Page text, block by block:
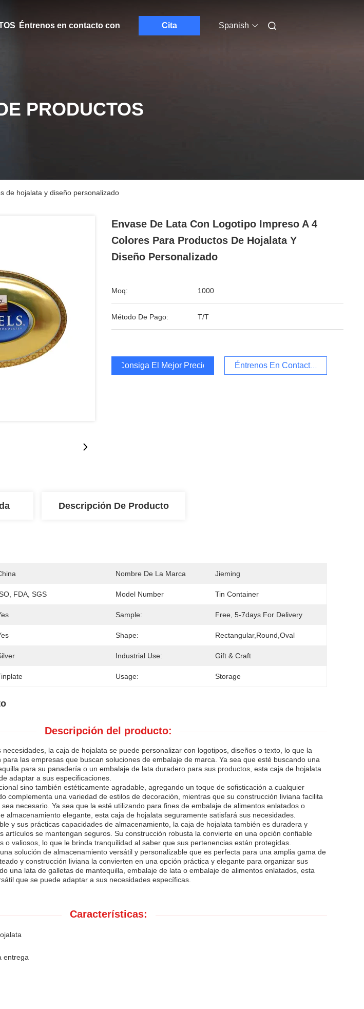
Éntrenos en contacto con Cita Spanish
PRODUCTOS
de hojalata y diseño personalizado
Envase De Lata Con Logotipo Impreso A 4
Colores Para Productos De Hojalata Y
Diseño Personalizado
Moq: 1000
Método De Pago: T/T
Consiga El Mejor Precio Éntrenos En Contacto Con
Descripción De Producto
Nombre De La Marca Jieming
FDA, SGS Model Number Tin Container
Sample: Free, 5-7days For Delivery
Shape: Rectangular,Round,Oval
Industrial Use: Gift & Craft
Usage: Storage
Descripción del producto:
la caja de hojalata se puede personalizar con logotipos, diseños o texto, lo que la
las empresas que buscan soluciones de embalaje de marca. Ya sea que esté buscando una
para su panadería o un embalaje de lata duradero para sus productos, esta caja de hojalata
adaptar a sus especificaciones.
sino también estéticamente agradable, agregando un toque de sofisticación a cualquier
complementa una variedad de estilos de decoración, mientras que su construcción liviana facilita
necesario. Ya sea que la esté utilizando para fines de embalaje de alimentos enlatados o
almacenamiento elegante, esta caja de hojalata seguramente satisfará sus necesidades.
y sus prácticas capacidades de almacenamiento, la caja de hojalata también es duradera y
artículos se mantengan seguros. Su construcción robusta la convierte en una opción confiable
o valiosos, lo que le brinda tranquilidad al saber que sus pertenencias están protegidas.
solución de almacenamiento versátil y personalizable que es perfecta para una amplia gama de
y construcción liviana la convierten en una opción práctica y elegante para organizar sus
una lata de galletas de mantequilla, embalaje de lata o embalaje de alimentos enlatados, esta
que se puede adaptar a sus necesidades específicas.
Características:
entrega